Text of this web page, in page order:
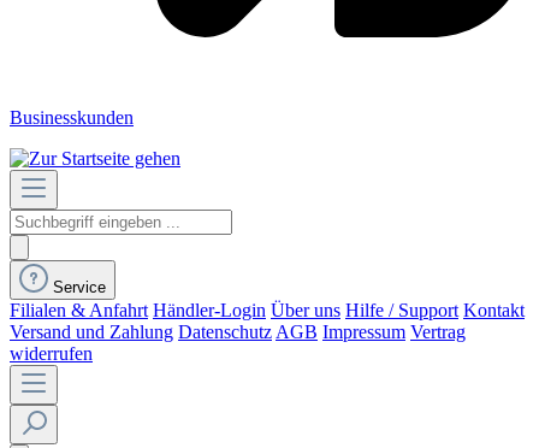
Businesskunden
Service
Filialen & Anfahrt Händler-Login Über uns Hilfe / Support Kontakt
Versand und Zahlung Datenschutz AGB Impressum Vertrag
widerrufen